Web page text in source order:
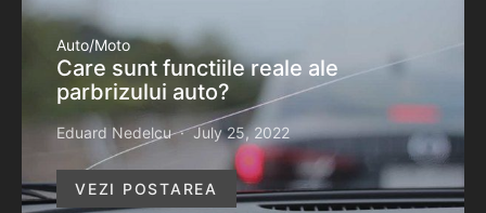
Auto/Moto
Care sunt functiile reale ale
parbrizului auto?
Eduard Nedelcu July 25, 2022
VEZI POSTAREA